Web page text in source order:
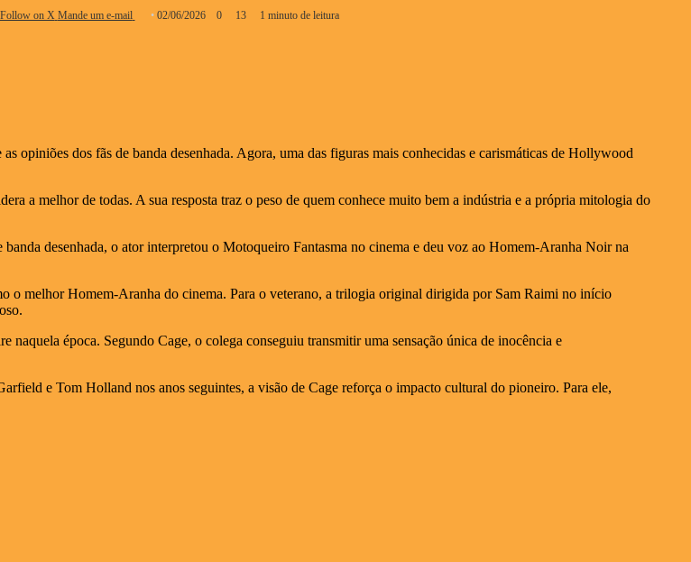
Follow on X Mande um e-mail 02/06/2026 0 13 1 minuto de leitura
opiniões dos fãs de banda desenhada. Agora, uma das figuras mais conhecidas e carismáticas de Hollywood
a melhor de todas. A sua resposta traz o peso de quem conhece muito bem a indústria e a própria mitologia do
desenhada, o ator interpretou o Motoqueiro Fantasma no cinema e deu voz ao Homem-Aranha Noir na
o melhor Homem-Aranha do cinema. Para o veterano, a trilogia original dirigida por Sam Raimi no início
naquela época. Segundo Cage, o colega conseguiu transmitir uma sensação única de inocência e
e Tom Holland nos anos seguintes, a visão de Cage reforça o impacto cultural do pioneiro. Para ele,